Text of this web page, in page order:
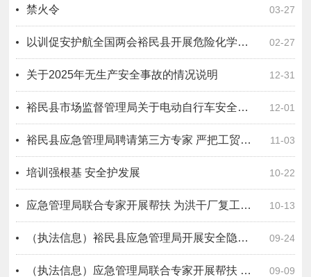
03-27
禁火令
02-27
以训促安护航全国两会裕民县开展危险化学品企业安全生产专题培训（执法信息）
12-31
关于2025年无生产安全事故的情况说明
12-01
裕民县市场监督管理局关于电动自行车安全消费的提示​
11-03
裕民县应急管理局聘请第三方专家 严把工贸企业复工复产“安全关”
10-22
培训强根基 安全护发展
10-13
应急管理局联合专家开展帮扶 为洪干厂复工复产保驾护航
09-24
（执法信息）裕民县应急管理局开展安全隐患大排查大整治及“回头看”
09-09
（执法信息）应急管理局联合专家开展帮扶 为烘干厂复工复产保驾护航